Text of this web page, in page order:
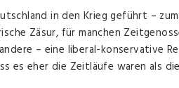
in den Krieg geführt –
Zäsur, für manchen
– eine liberal-konservative
es eher die Zeitläufe waren als